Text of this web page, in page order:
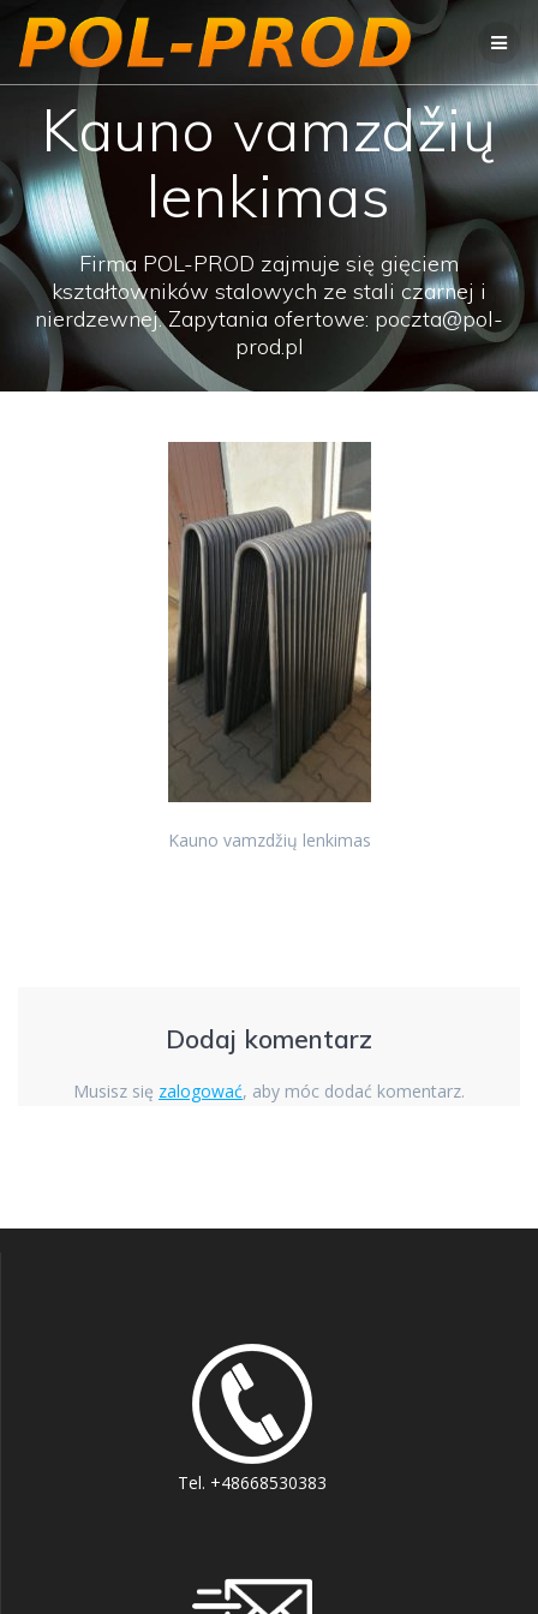
Przejdź
do
treści
Kauno vamzdžių
lenkimas
Firma POL-PROD zajmuje się gięciem
kształtowników stalowych ze stali czarnej i
nierdzewnej. Zapytania ofertowe: poczta@pol-
prod.pl
Kauno vamzdžių lenkimas
Dodaj komentarz
Musisz się zalogować, aby móc dodać komentarz.
Tel. +48668530383